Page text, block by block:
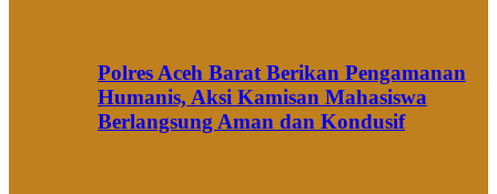
Polres Aceh Barat Berikan Pengamanan
Humanis, Aksi Kamisan Mahasiswa
Berlangsung Aman dan Kondusif